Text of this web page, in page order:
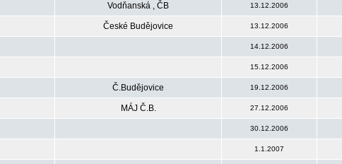
Vodňanská , ČB 13.12.2006
České Budějovice 13.12.2006
14.12.2006
15.12.2006
Č.Budějovice 19.12.2006
MÁJ Č.B. 27.12.2006
30.12.2006
1.1.2007